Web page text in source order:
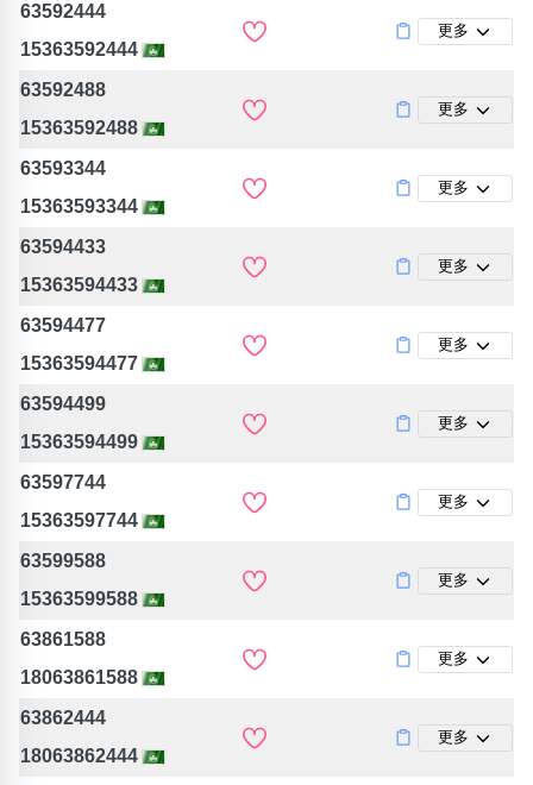
63592444
15363592444
更多
63592488
15363592488
更多
63593344
15363593344
更多
63594433
15363594433
更多
63594477
15363594477
更多
63594499
15363594499
更多
63597744
15363597744
更多
63599588
15363599588
更多
63861588
18063861588
更多
63862444
18063862444
更多